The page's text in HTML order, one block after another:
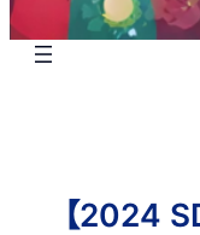
【2024